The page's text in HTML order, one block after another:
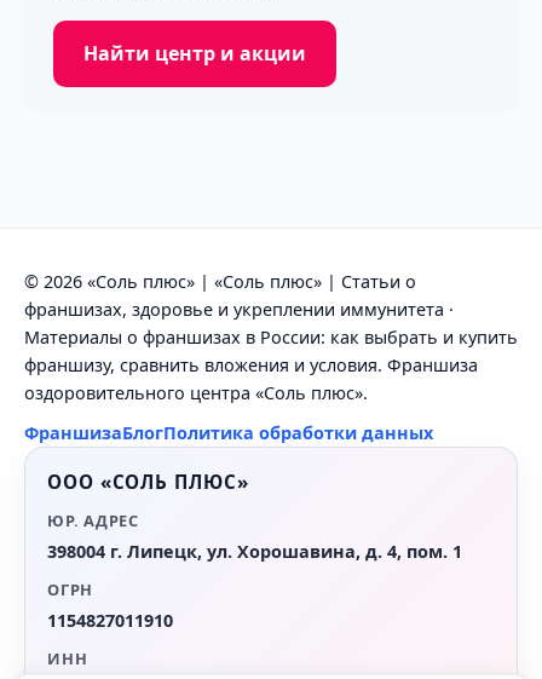
Найти центр и акции
© 2026 «Соль плюс» | «Соль плюс» | Статьи о
франшизах, здоровье и укреплении иммунитета ·
Материалы о франшизах в России: как выбрать и купить
франшизу, сравнить вложения и условия. Франшиза
оздоровительного центра «Соль плюс».
ФраншизаБлогПолитика обработки данных
ООО «СОЛЬ ПЛЮС»
ЮР. АДРЕС
398004 г. Липецк, ул. Хорошавина, д. 4, пом. 1
ОГРН
1154827011910
ИНН